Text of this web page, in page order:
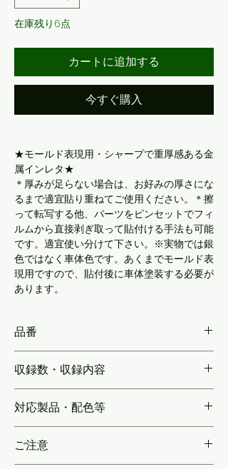
在庫残り6点
カートに追加する
今すぐ購入
★モールド表現用・シャープで重厚感ある金
属インレタ★
＊厚みが足らない場合は、お好みの厚さにな
るまで適宜貼り重ねてご使用ください。＊擦
って転写する他、パーツをピンセットでフィ
ルムから直接剥ぎ取って貼付ける手法も可能
です。適宜使い分けて下さい。※実物では銀
色ではなく車体色です。あくまでモールド表
現用ですので、貼付後に車体塗装する必要が
あります。
品番
収録数・収録内容
「1」エンド標記…143個／「2」エンド標記…
143個
対応製品・配色等
ご注意